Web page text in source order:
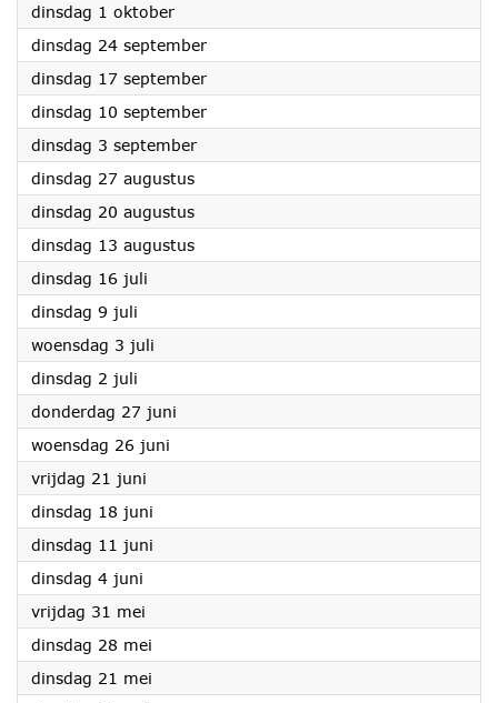
dinsdag 1 oktober2024
dinsdag 24 september2024
dinsdag 17 september2024
dinsdag 10 september2024
dinsdag 3 september2024
dinsdag 27 augustus2024
dinsdag 20 augustus2024
dinsdag 13 augustus2024
dinsdag 16 juli
dinsdag 9 juli
woensdag 3 juli
dinsdag 2 juli
donderdag 27 juni
woensdag 26 juni
vrijdag 21 juni
dinsdag 18 juni
dinsdag 11 juni
dinsdag 4 juni
vrijdag 31 mei
dinsdag 28 mei
dinsdag 21 mei